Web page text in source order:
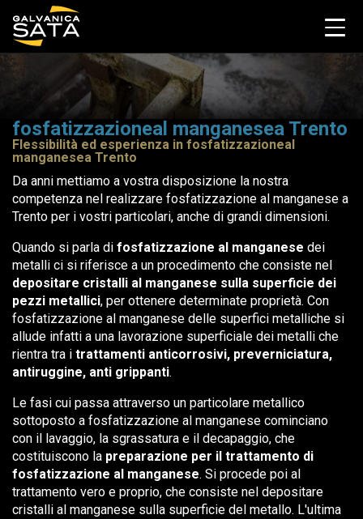
fosfatizzazioneal manganesea Trento
Flessibilità ed esperienza in fosfatizzazioneal
manganesea Trento
Da anni mettiamo a vostra disposizione la nostra
competenza nel realizzare fosfatizzazione al manganese a
Trento per i vostri particolari, anche di grandi dimensioni.
Quando si parla di fosfatizzazione al manganese dei
metalli ci si riferisce a un procedimento che consiste nel
depositare cristalli al manganese sulla superficie dei
pezzi metallici, per ottenere determinate proprietà. Con
fosfatizzazione al manganese delle superfici metalliche si
allude infatti a una lavorazione superficiale dei metalli che
rientra tra i trattamenti anticorrosivi, preverniciatura,
antiruggine, anti grippanti.
Le fasi cui passa attraverso un particolare metallico
sottoposto a fosfatizzazione al manganese cominciano
con il lavaggio, la sgrassatura e il decapaggio, che
costituiscono la preparazione per il trattamento di
fosfatizzazione al manganese. Si procede poi al
trattamento vero e proprio, che consiste nel depositare
cristalli al manganese sulla superficie del metallo. L'ultima